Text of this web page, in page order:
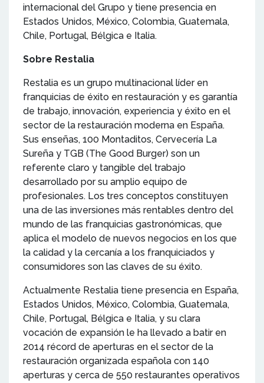
internacional del Grupo y tiene presencia en
Estados Unidos, México, Colombia, Guatemala,
Chile, Portugal, Bélgica e Italia.
Sobre Restalia
Restalia es un grupo multinacional líder en
franquicias de éxito en restauración y es garantía
de trabajo, innovación, experiencia y éxito en el
sector de la restauración moderna en España.
Sus enseñas, 100 Montaditos, Cervecería La
Sureña y TGB (The Good Burger) son un
referente claro y tangible del trabajo
desarrollado por su amplio equipo de
profesionales. Los tres conceptos constituyen
una de las inversiones más rentables dentro del
mundo de las franquicias gastronómicas, que
aplica el modelo de nuevos negocios en los que
la calidad y la cercanía a los franquiciados y
consumidores son las claves de su éxito.
Actualmente Restalia tiene presencia en España,
Estados Unidos, México, Colombia, Guatemala,
Chile, Portugal, Bélgica e Italia, y su clara
vocación de expansión le ha llevado a batir en
2014 récord de aperturas en el sector de la
restauración organizada española con 140
aperturas y cerca de 550 restaurantes operativos